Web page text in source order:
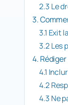
2.3 Le
3.
3.1 Exit
3.2 Les
4.
4.1
4.2
4.3 Ne